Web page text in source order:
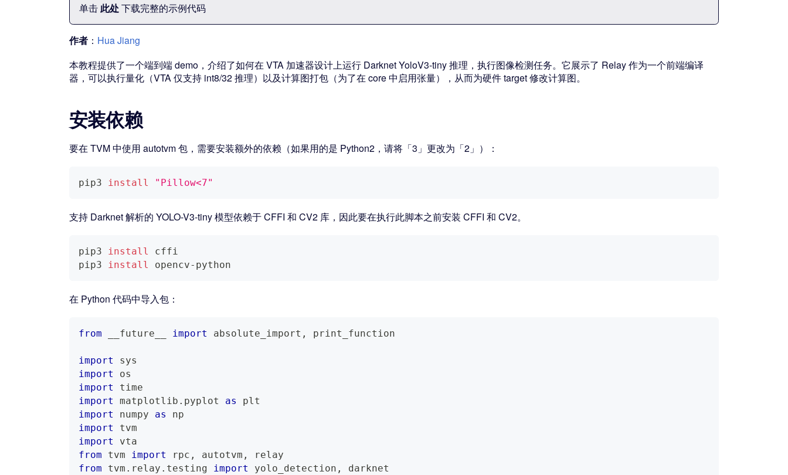
单击此处下载完整的示例代码
作者 ： Hua Jiang
本教程提供了一个端到端 demo，介绍了如何在 VTA 加速器设计上运行 Darknet YoloV3-tiny 推理，执行图像检测任务。它展示了 Relay 作为一个前端编译
器，可以执行量化（VTA 仅支持 int8/32 推理）以及计算图打包（为了在 core 中启用张量），从而为硬件 target 修改计算图。
安装依赖
要在 TVM 中使用 autotvm 包，需要安装额外的依赖（如果用的是 Python2，请将「3」更改为「2」）：
pip3 install "Pillow<7"
支持 Darknet 解析的 YOLO-V3-tiny 模型依赖于 CFFI 和 CV2 库，因此要在执行此脚本之前安装 CFFI 和 CV2。
pip3 install
cffi
pip3
install opencv-python
在 Python 代码中导入包：
from __future__ import absolute_import , print_function
import
sys
import
os
import
time
import
matplotlib . pyplot as
plt
import
numpy as
np
import
tvm
import
vta
from tvm import rpc , autotvm ,
relay
from tvm . relay . testing import yolo_detection ,
darknet